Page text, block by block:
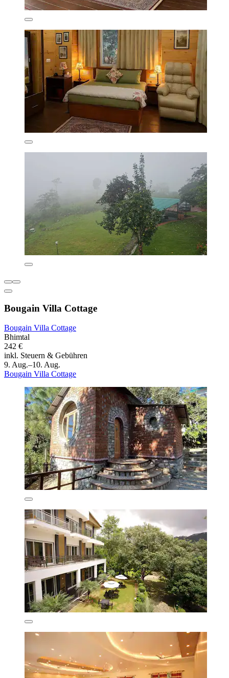
Bougain Villa Cottage
Bougain Villa Cottage
Bhimtal
242 €
inkl. Steuern & Gebühren
9. Aug.–10. Aug.
Bougain Villa Cottage